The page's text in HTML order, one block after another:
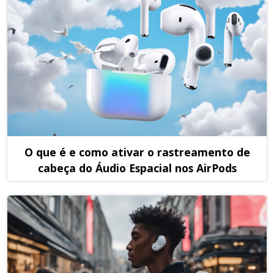
O que é e como ativar o rastreamento de
cabeça do Áudio Espacial nos AirPods